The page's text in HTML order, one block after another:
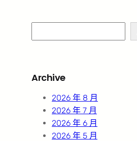
e
c
Archive
2026 年 8 月
2026 年 7 月
2026 年 6 月
2026 年 5 月